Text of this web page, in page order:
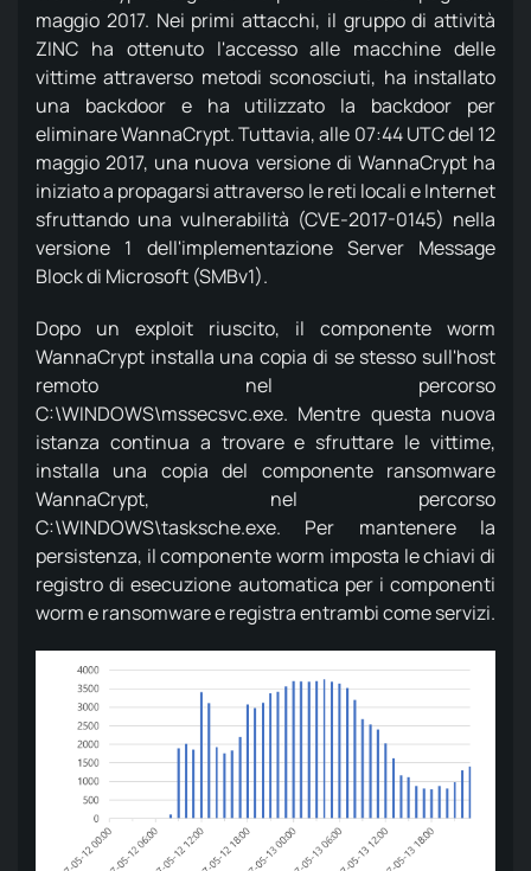
maggio 2017. Nei primi attacchi, il gruppo di attività
ZINC ha ottenuto l'accesso alle macchine delle
vittime attraverso metodi sconosciuti, ha installato
una backdoor e ha utilizzato la backdoor per
eliminare WannaCrypt.Tuttavia, alle 07:44 UTC del 12
maggio 2017, una nuova versione di WannaCrypt ha
iniziato a propagarsi attraverso le reti locali e Internet
sfruttando una vulnerabilità (CVE-2017-0145) nella
versione 1 dell'implementazione Server Message
Block di Microsoft (SMBv1).
Dopo un exploit riuscito, il componente worm
WannaCrypt installa una copia di se stesso sull'host
remoto nel percorso
C:\WINDOWS\mssecsvc.exe. Mentre questa nuova
istanza continua a trovare e sfruttare le vittime,
installa una copia del componente ransomware
WannaCrypt, nel percorso
C:\WINDOWS\tasksche.exe. Per mantenere la
persistenza, il componente worm imposta le chiavi di
registro di esecuzione automatica per i componenti
worm e ransomware e registra entrambi come servizi.